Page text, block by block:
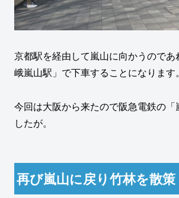
京都駅を経由して嵐山に向かうので
峨嵐山駅」で下車することになります。
今回は大阪から来たので阪急電鉄の「
したが。
再び嵐山に戻り竹林を散策